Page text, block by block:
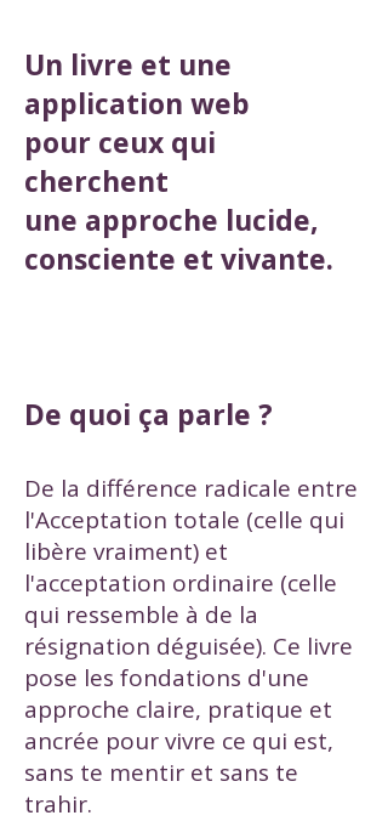
Un livre et une
application web
pour ceux qui
cherchent
une approche lucide,
consciente et vivante.
De quoi ça parle ?
De la différence radicale entre
l'Acceptation totale (celle qui
libère vraiment) et
l'acceptation ordinaire (celle
qui ressemble à de la
résignation déguisée). Ce livre
pose les fondations d'une
approche claire, pratique et
ancrée pour vivre ce qui est,
sans te mentir et sans te
trahir.